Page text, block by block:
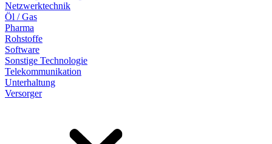
Netzwerktechnik
Öl / Gas
Pharma
Rohstoffe
Software
Sonstige Technologie
Telekommunikation
Unterhaltung
Versorger